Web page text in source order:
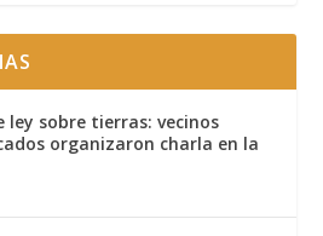
ley sobre tierras: vecinos
organizaron charla en la